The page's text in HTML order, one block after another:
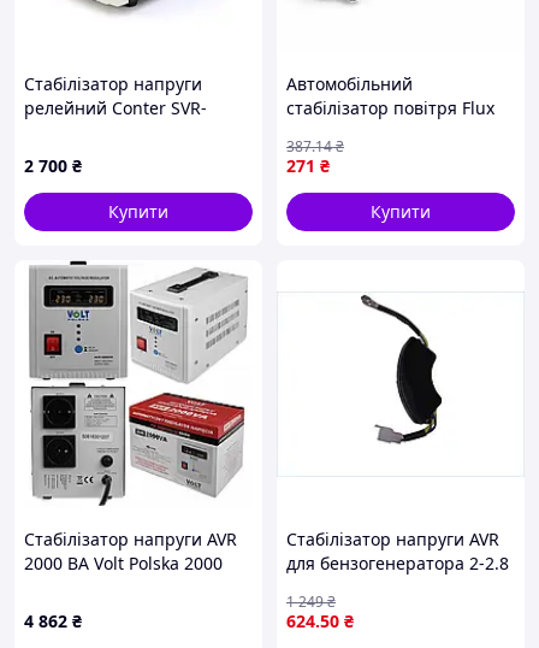
Стабілізатор напруги
релейний Conter SVR-
напольного монтажу, LED
дисплей, DC150-270V,
AC230±8%, 2Shuko, Q8
2 700 ₴
Купити
Автомобільний
стабілізатор повітря Flux
антистабілізації
271 ₴
387.14₴
Купити
Стабілізатор напруги AVR
2000 ВА Volt Polska 2000
4 862 ₴
Стабілізатор напруги AVR
для бензогенератора 2-2.8
обладнання від перепадів
напруги
624.50 ₴
1 249₴